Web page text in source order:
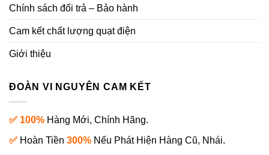
Chính sách đổi trả – Bảo hành
Cam kết chất lượng quạt điện
Giới thiệu
ĐOÀN VI NGUYÊN CAM KẾT
✅ 100% Hàng Mới, Chính Hãng.
✅ Hoàn Tiền 300% Nếu Phát Hiện Hàng Cũ, Nhái.